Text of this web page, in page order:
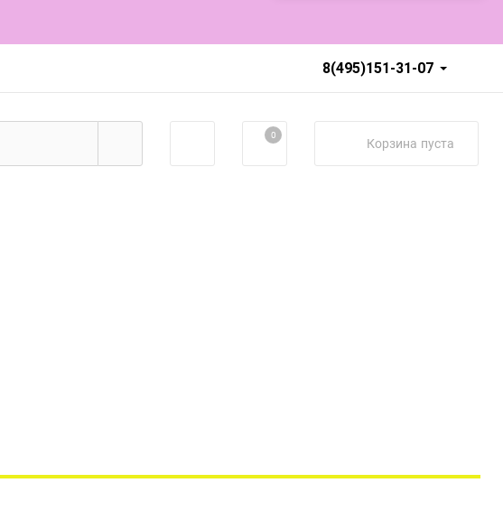
8(495)151-31-07
0 Корзина пуста